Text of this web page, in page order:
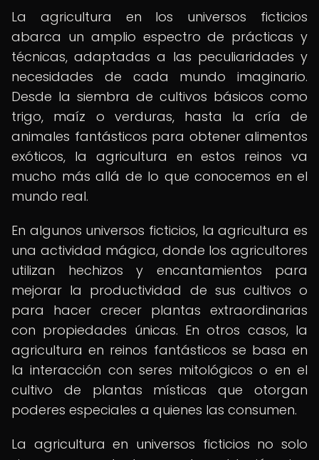
La agricultura en los universos ficticios
abarca un amplio espectro de prácticas y
técnicas, adaptadas a las peculiaridades y
necesidades de cada mundo imaginario.
Desde la siembra de cultivos básicos como
trigo, maíz o verduras, hasta la cría de
animales fantásticos para obtener alimentos
exóticos, la agricultura en estos reinos va
mucho más allá de lo que conocemos en el
mundo real.
En algunos universos ficticios, la agricultura es
una actividad mágica, donde los agricultores
utilizan hechizos y encantamientos para
mejorar la productividad de sus cultivos o
para hacer crecer plantas extraordinarias
con propiedades únicas. En otros casos, la
agricultura en reinos fantásticos se basa en
la interacción con seres mitológicos o en el
cultivo de plantas místicas que otorgan
poderes especiales a quienes las consumen.
La agricultura en universos ficticios no solo